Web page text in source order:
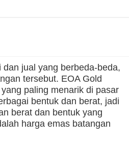
jual yang berbeda-beda,
tersebut. EOA Gold
paling menarik di pasar
bentuk dan berat, jadi
berat dan bentuk yang
harga emas batangan